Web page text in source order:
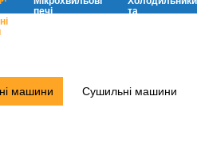
машини Сушильні машини